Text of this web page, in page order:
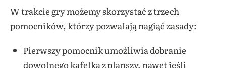
W trakcie gry możemy skorzystać z trzech
pomocników, którzy pozwalają nagiąć zasady:
Pierwszy pomocnik umożliwia dobranie
dowolnego kafelka z planszy, nawet jeśli